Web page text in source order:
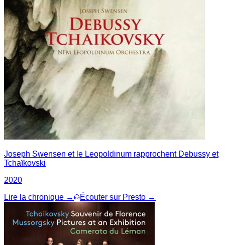
Joseph Swensen et le Leopoldinum rapprochent Debussy et
Tchaïkovski
2020
Lire la chronique →
Écouter sur Presto →